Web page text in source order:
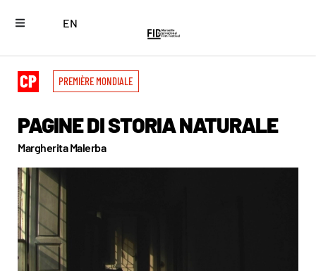
EN
PREMIÈRE MONDIALE
PAGINE DI STORIA NATURALE
Margherita Malerba